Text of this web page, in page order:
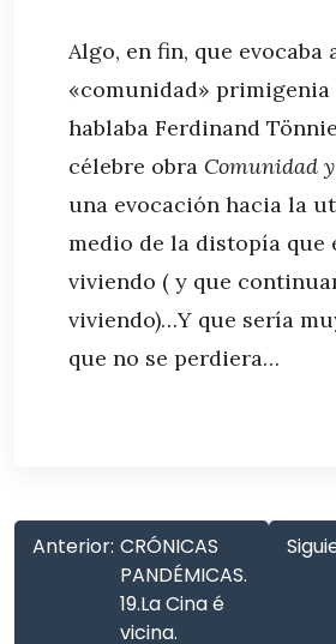
Algo, en fin, que evocaba
«comunidad» primigenia
hablaba Ferdinand
célebre obra Comunidad
una evocación hacia la
medio de la distopía que
viviendo ( y que
viviendo)…Y que sería
que no se perdiera…
Anterior: CRÓNICAS
PANDÉMICAS.
19.La Cina é
vicina.